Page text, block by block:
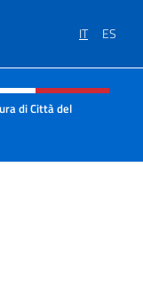
IT ES
e menù
di Città del